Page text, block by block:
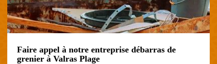
Faire appel à notre entreprise débarras de
grenier à Valras Plage